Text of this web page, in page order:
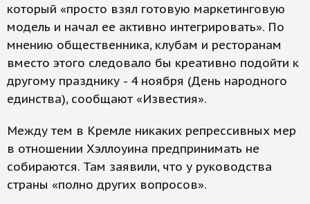
который «просто взял готовую маркетинговую
модель и начал ее активно интегрировать». По
мнению общественника, клубам и ресторанам
вместо этого следовало бы креативно подойти к
другому празднику - 4 ноября (День народного
единства), сообщают «Известия».
Между тем в Кремле никаких репрессивных мер
в отношении Хэллоуина предпринимать не
собираются. Там заявили, что у руководства
страны «полно других вопросов».